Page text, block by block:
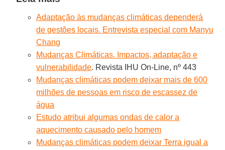
Adaptação às mudanças climáticas dependerá
de gestões locais. Entrevista especial com Manyu
Chang
Mudanças Climáticas. Impactos, adaptação e
vulnerabilidade. Revista IHU On-Line, nº 443
Mudanças climáticas podem deixar mais de 600
milhões de pessoas em risco de escassez de
água
Estudo atribui algumas ondas de calor a
aquecimento causado pelo homem
Mudanças climáticas podem deixar Terra igual a